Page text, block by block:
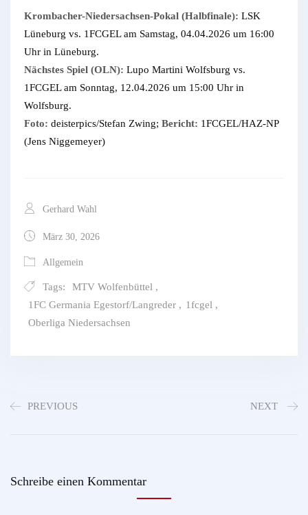
Krombacher-Niedersachsen-Pokal (Halbfinale): LSK
Lüneburg vs. 1FCGEL am Samstag, 04.04.2026 um 16:00
Uhr in Lüneburg.
Nächstes Spiel (OLN): Lupo Martini Wolfsburg vs.
1FCGEL am Sonntag, 12.04.2026 um 15:00 Uhr in
Wolfsburg.
Foto: deisterpics/Stefan Zwing; Bericht: 1FCGEL/HAZ-NP
(Jens Niggemeyer)
Gerhard Wahl
März 30, 2026
Allgemein
Tags: MTV Wolfenbüttel ,
1FC Germania Egestorf/Langreder , 1fcgel ,
Oberliga Niedersachsen
PREVIOUS NEXT
Schreibe einen Kommentar